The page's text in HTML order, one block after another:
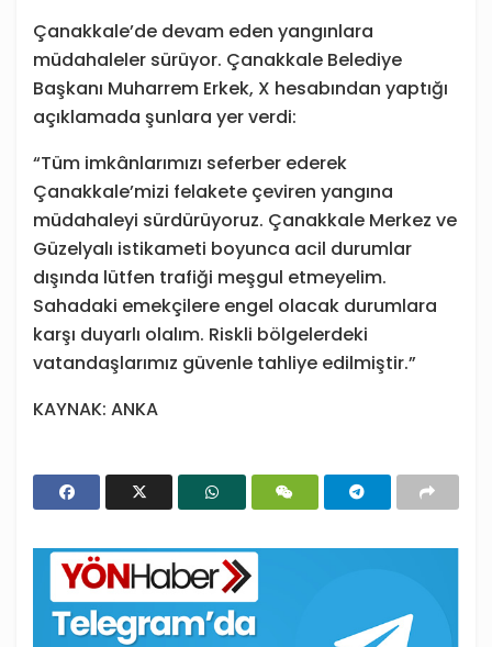
Çanakkale’de devam eden yangınlara
müdahaleler sürüyor. Çanakkale Belediye
Başkanı Muharrem Erkek, X hesabından yaptığı
açıklamada şunlara yer verdi:
“Tüm imkânlarımızı seferber ederek
Çanakkale’mizi felakete çeviren yangına
müdahaleyi sürdürüyoruz. Çanakkale Merkez ve
Güzelyalı istikameti boyunca acil durumlar
dışında lütfen trafiği meşgul etmeyelim.
Sahadaki emekçilere engel olacak durumlara
karşı duyarlı olalım. Riskli bölgelerdeki
vatandaşlarımız güvenle tahliye edilmiştir.”
KAYNAK: ANKA